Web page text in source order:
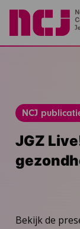
NCJ
JGZ
Bekijk de